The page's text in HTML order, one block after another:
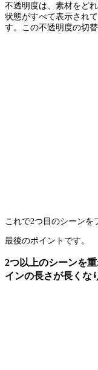
不透明度は、素材をど
状態がすべて表示され
す。この不透明度の切
これで2つ目のシーンを
最後のポイントです。
2つ以上のシーンを
インの長さが長くな